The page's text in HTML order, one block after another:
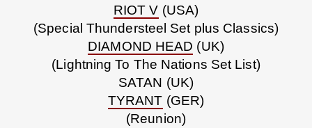
RIOT V (USA)
(Special Thundersteel Set plus Classics)
DIAMOND HEAD (UK)
(Lightning To The Nations Set List)
SATAN (UK)
TYRANT (GER)
(Reunion)